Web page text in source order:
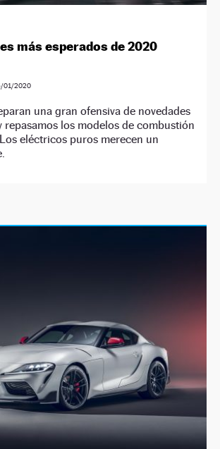
más esperados de 2020
01/2020
una gran ofensiva de novedades
repasamos los modelos de combustión
eléctricos puros merecen un